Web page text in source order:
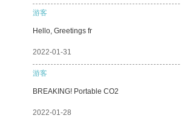
游客
Hello, Greetings fr
2022-01-31
游客
BREAKING! Portable CO2
2022-01-28